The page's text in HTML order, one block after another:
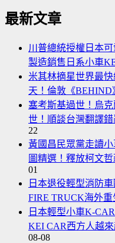
歌
曲
薦！
韓
翻
拍
堺
雅
人
日
電
影，
英
國
披
頭
四
年
我
們
一
起
追
的
女
孩
日
版
影
好
聽
日
頁
最新文章
川普總統授權日本
製造銷售日系小車
米其林摘星世界最
天！倫敦《BEHIND
塞考斯基過世！烏
世！順談台灣翻譯
22
黃國昌民眾黨走讀
圖精選！釋放柯文
01
日本退役輕型消防
FIRE TRUCK海外重
日本輕型小車K-
KEI CAR西方人越
08-08